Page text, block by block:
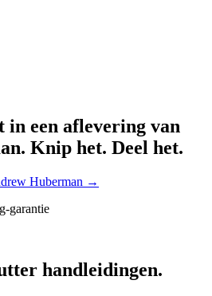
in een aflevering van
Knip het. Deel het.
Huberman →
garantie
handleidingen.